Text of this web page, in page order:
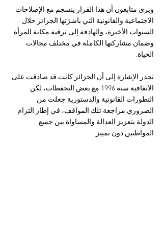
ويرى متابعون أن هذا القرار ينسجم مع الإصلاحات
الاجتماعية والقانونية التي باشرَتها الجزائر خلال
السنوات الأخيرة، والهادفة إلى ترقية مكانة المرأة
وضمان مشاركتها الكاملة في مختلف مجالات
الحياة.
تجدر الإشارة إلى أن الجزائر كانت قد صادقت على
الاتفاقية سنة 1996 مع بعض التحفظات، لكن
التطورات القانونية والدستورية جعلت من
الضروري مراجعة تلك المواقف، في إطار التزام
الدولة بتعزيز العدالة والمساواة بين جميع
المواطنين دون تمييز.